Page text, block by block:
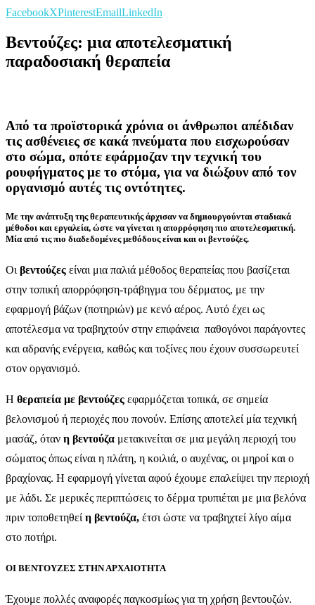
FacebookXPinterestEmailLinkedIn
Βεντούζες: μια αποτελεσματική
παραδοσιακή θεραπεία
Από τα προϊστορικά χρόνια οι άνθρωποι απέδιδαν
τις ασθένειες σε κακά πνεύματα που εισχωρούσαν
στο σώμα, οπότε εφάρμοζαν την τεχνική του
ρουφήγματος με το στόμα, για να διώξουν από τον
οργανισμό αυτές τις οντότητες.
Με την ανάπτυξη της θεραπευτικής άρχισαν να δημιουργούνται σταδιακά
μέθοδοι και εργαλεία, ώστε να γίνεται η απορρόφηση πιο αποτελεσματική.
Μία από τις πιο διαδεδομένες μεθόδους είναι και οι βεντούζες.
Οι βεντούζες είναι μια παλιά μέθοδος θεραπείας που βασίζεται
στην τοπική απορρόφηση-τράβηγμα του δέρματος, με την
εφαρμογή βάζων (ποτηριών) με κενό αέρος. Αυτό έχει ως
αποτέλεσμα να τραβηχτούν στην επιφάνεια παθογόνοι παράγοντες
και αδρανής ενέργεια, καθώς και τοξίνες που έχουν συσσωρευτεί
στον οργανισμό.
Η θεραπεία με βεντούζες εφαρμόζεται τοπικά, σε σημεία
βελονισμού ή περιοχές που πονούν. Επίσης αποτελεί μία τεχνική
μασάζ, όταν η βεντούζα μετακινείται σε μια μεγάλη περιοχή του
σώματος όπως είναι η πλάτη, η κοιλιά, ο αυχένας, οι μηροί και ο
βραχίονας. Η εφαρμογή γίνεται αφού έχουμε επαλείψει την περιοχή
με λάδι. Σε μερικές περιπτώσεις το δέρμα τρυπιέται με μια βελόνα
πριν τοποθετηθεί η βεντούζα, έτσι ώστε να τραβηχτεί λίγο αίμα
στο ποτήρι.
ΟΙ ΒΕΝΤΟΥΖΕΣ ΣΤΗΝ ΑΡΧΑΙΟΤΗΤΑ
Έχουμε πολλές αναφορές παγκοσμίως για τη χρήση βεντουζών.